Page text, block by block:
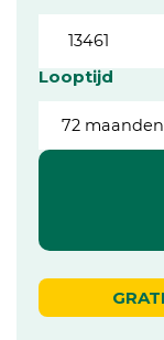
Looptijd